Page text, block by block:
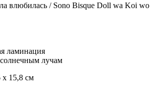
влюбилась / Sono Bisque Doll wa Koi wo
ламинация
лучам
х 15,8 см